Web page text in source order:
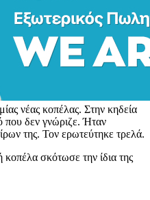
νέας κοπέλας. Στην κηδεία
που δεν γνώριζε. Ήταν
της. Τον ερωτεύτηκε τρελά.
σκότωσε την ίδια της